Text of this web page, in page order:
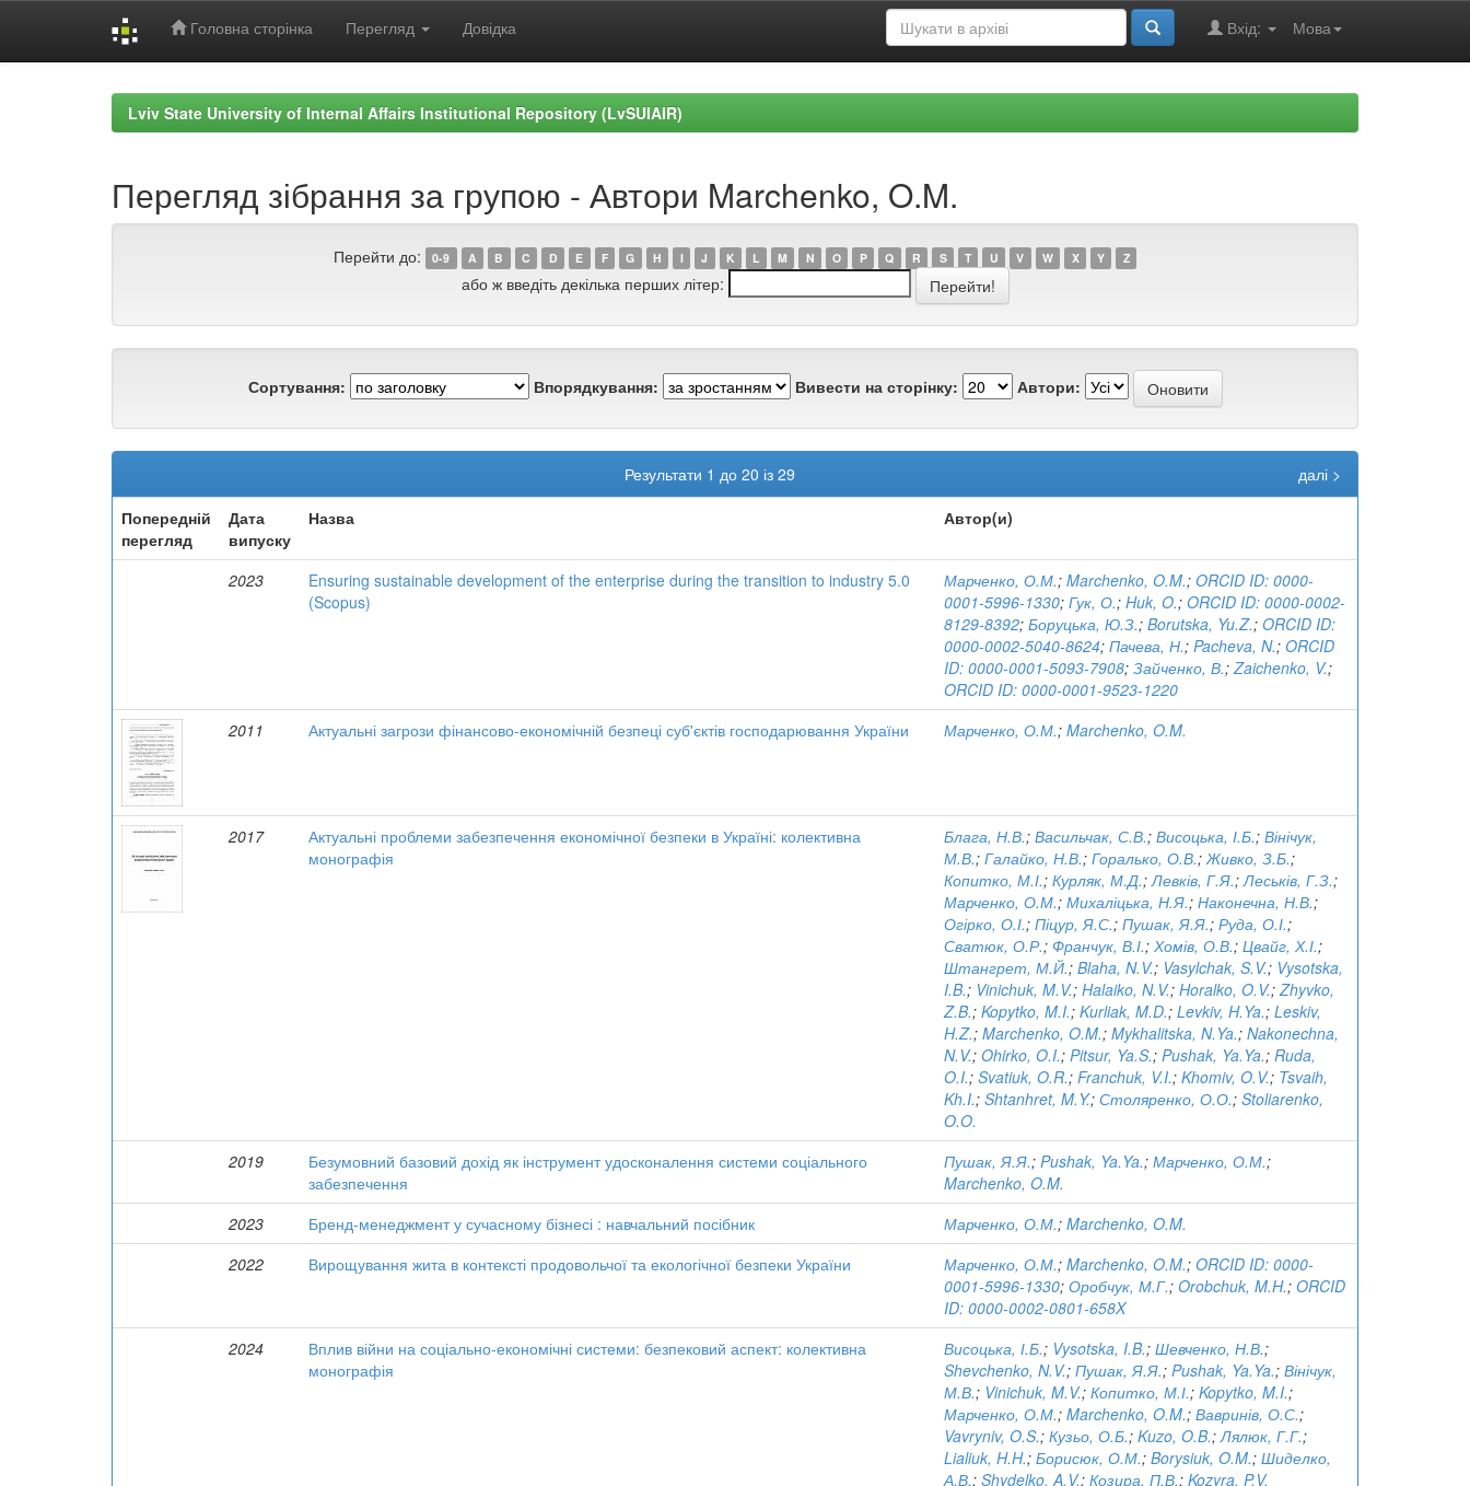
Головна сторінка Перегляд Довідка Мова
Вхід:
Lviv State University of Internal Affairs Institutional Repository (LvSUIAIR)
Перегляд зібрання за групою - Автори Marchenko, O.M.
Перейти до: 0-9 A B C D E F G H I J K L M N O P Q R S T U V W X Y Z
або ж введіть декілька перших літер:
Сортування: Впорядкування: Вивести на сторінку: Автори:
Результати 1 до 20 із 29
далі >
Попередній
перегляд
Дата
випуску
Назва Автор(и)
2023
Ensuring sustainable development of the enterprise during the transition to industry 5.0
(Scopus)
Марченко, О.М.; Marchenko, O.M.; ORCID ID: 0000-
0001-5996-1330; Гук, О.; Huk, O.; ORCID ID: 0000-0002-
8129-8392; Боруцька, Ю.З.; Borutska, Yu.Z.; ORCID ID:
0000-0002-5040-8624; Пачева, Н.; Pacheva, N.; ORCID
ID: 0000-0001-5093-7908; Зайченко, В.;Zaichenko, V.;
ORCID ID: 0000-0001-9523-1220
2011
Актуальні загрози фінансово-економічній безпеці суб'єктів господарювання України Марченко, О.М.; Marchenko, O.M.
2017
Актуальні проблеми забезпечення економічної безпеки в Україні: колективна
монографія
Блага, Н.В.; Васильчак, С.В.; Висоцька, І.Б.; Вінічук,
М.В.; Галайко, Н.В.; Горалько, О.В.;Живко, З.Б.;
Копитко, М.І.; Курляк, М.Д.;Левків, Г.Я.;Леськів, Г.З.;
Марченко, О.М.; Михаліцька, Н.Я.; Наконечна, Н.В.;
Огірко, О.І.; Піцур, Я.С.; Пушак, Я.Я.; Руда, О.І.;
Сватюк, О.Р.; Франчук, В.І.; Хомів, О.В.; Цвайг, Х.І.;
Штангрет, М.Й.; Blaha, N.V.; Vasylchak, S.V.; Vysotska,
I.B.; Vinichuk, M.V.; Halaiko, N.V.; Horalko, O.V.;Zhyvko,
Z.B.; Kopytko, M.I.; Kurliak, M.D.; Levkiv, H.Ya.; Leskiv,
H.Z.; Marchenko, O.M.; Mykhalitska, N.Ya.; Nakonechna,
N.V.; Ohirko, O.I.; Pitsur, Ya.S.; Pushak, Ya.Ya.; Ruda,
O.I.; Svatiuk, O.R.; Franchuk, V.I.; Khomiv, O.V.; Tsvaih,
Kh.I.; Shtanhret, M.Y.; Столяренко, О.О.; Stoliarenko,
O.O.
2019
Безумовний базовий дохід як інструмент удосконалення системи соціального
забезпечення
Пушак, Я.Я.; Pushak, Ya.Ya.; Марченко, О.М.;
Marchenko, O.M.
2023
Бренд-менеджмент у сучасному бізнесі : навчальний посібник Марченко, О.М.; Marchenko, O.M.
2022
Вирощування жита в контексті продовольчої та екологічної безпеки України Марченко, О.М.; Marchenko, O.M.; ORCID ID: 0000-
0001-5996-1330; Оробчук, М.Г.; Orobchuk, M.H.; ORCID
ID: 0000-0002-0801-658X
2024
Вплив війни на соціально-економічні системи: безпековий аспект: колективна
монографія
Висоцька, І.Б.; Vysotska, I.B.; Шевченко, Н.В.;
Shevchenko, N.V.; Пушак, Я.Я.; Pushak, Ya.Ya.; Вінічук,
М.В.; Vinichuk, M.V.; Копитко, М.І.; Kopytko, M.I.;
Марченко, О.М.; Marchenko, O.M.; Вавринів, О.С.;
Vavryniv, O.S.; Кузьо, О.Б.; Kuzo, O.B.;Лялюк, Г.Г.;
Lialiuk, H.H.; Борисюк, О.М.; Borysiuk, O.M.; Шиделко,
А.В.; Shydelko, A.V.; Козира, П.В.; Kozyra, P.V.